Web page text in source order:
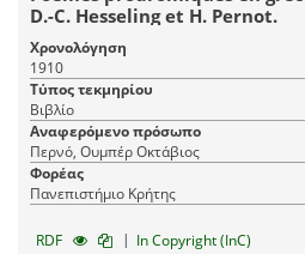
D.-C. Hesseling et H. Pernot.
Χρονολόγηση
1910
Τύπος τεκμηρίου
Βιβλίο
Αναφερόμενο πρόσωπο
Περνό, Ουμπέρ Οκτάβιος
Φορέας
Πανεπιστήμιο Κρήτης
RDF | In Copyright (InC)